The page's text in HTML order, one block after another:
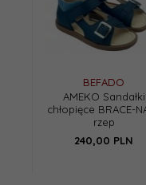
BEFADO
AMEKO Sandałki
chłopięce BRACE-
rzep
240,00 PLN